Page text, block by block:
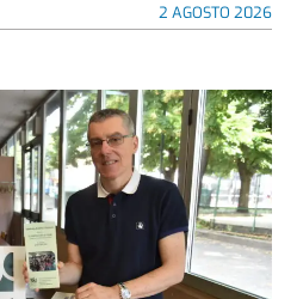
2 AGOSTO 2026